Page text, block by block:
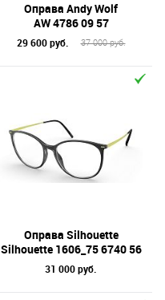
Оправа Andy Wolf
AW 4786 09 57
29 600 руб. 37 000 руб.
Оправа Silhouette
Silhouette 1606_75 6740 56
31 000 руб.